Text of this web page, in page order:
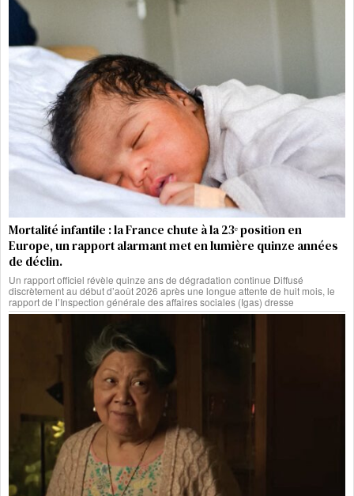
Mortalité infantile : la France chute à la 23ᵉ position en
Europe, un rapport alarmant met en lumière quinze années
de déclin.
Un rapport officiel révèle quinze ans de dégradation continue Diffusé
discrètement au début d’août 2026 après une longue attente de huit mois, le
rapport de l’Inspection générale des affaires sociales (Igas) dresse